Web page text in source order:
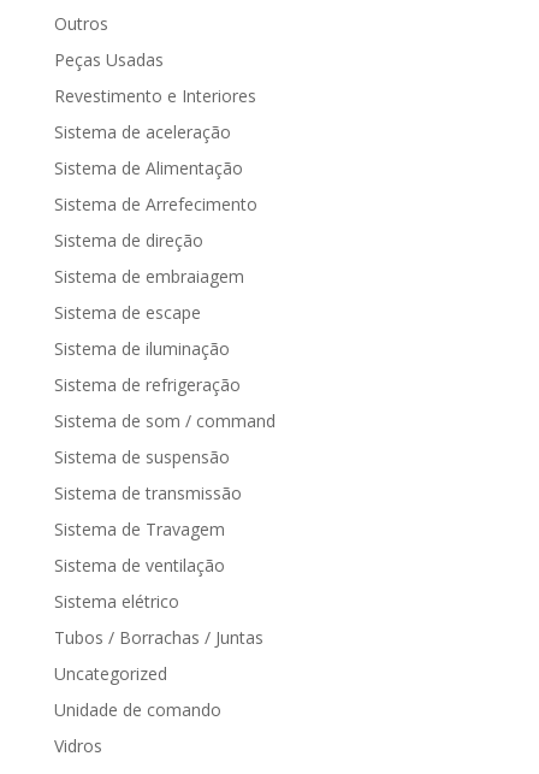
Outros
Peças Usadas
Revestimento e Interiores
Sistema de aceleração
Sistema de Alimentação
Sistema de Arrefecimento
Sistema de direção
Sistema de embraiagem
Sistema de escape
Sistema de iluminação
Sistema de refrigeração
Sistema de som / command
Sistema de suspensão
Sistema de transmissão
Sistema de Travagem
Sistema de ventilação
Sistema elétrico
Tubos / Borrachas / Juntas
Uncategorized
Unidade de comando
Vidros